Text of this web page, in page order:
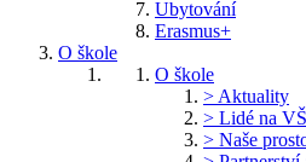
Ubytování
Erasmus+
O škole
O škole
> Aktuality
> Lidé na
> Naše